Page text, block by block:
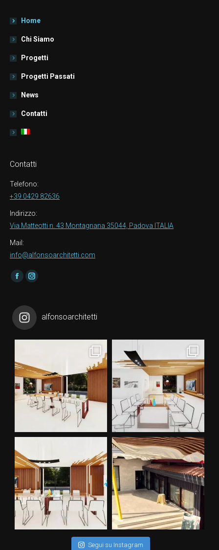
Home
Chi Siamo
Progetti
Progetti Passati
News
Contatti
Contatti
Telefono:
+39 0429 82636
Indirizzo:
Via Matteotti n. 43 Montagnana 35044, Padova ITALIA
Mail:
info@alfonsoarchitetti.com
Find us on:
FacebookInstagram
alfonsoarchitetti
Segui su Instagram